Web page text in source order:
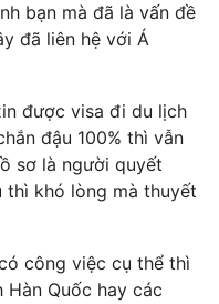
bạn mà đã là vấn đề
đã liên hệ với Á
được visa đi du lịch
đậu 100% thì vẫn
sơ là người quyết
thì khó lòng mà thuyết
công việc cụ thể thì
Quốc hay các